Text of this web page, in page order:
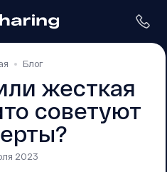
Блог
жесткая
советуют
2023